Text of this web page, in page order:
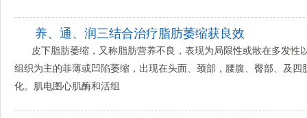
养、通、润三结合治疗脂肪萎缩获良效
皮下脂肪萎缩，又称脂肪营养不良，表现为局限性或散在多发性
组织为主的菲薄或凹陷萎缩，出现在头面、颈部，腰腹、臀部、及
化。肌电图心肌酶和活组